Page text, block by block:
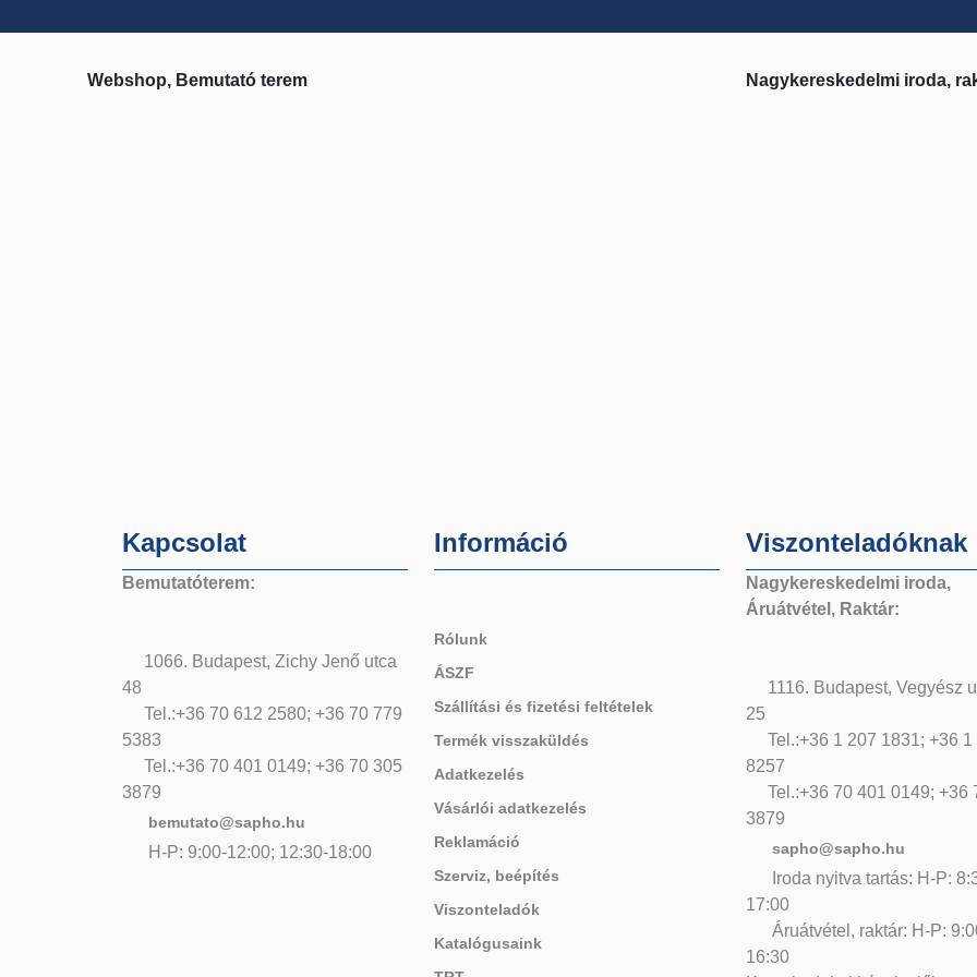
Webshop, Bemutató terem Nagykereskedelmi iroda,
Kapcsolat
Bemutatóterem:
1066. Budapest, Zichy Jenő utca
48
Tel.:+36 70 612 2580; +36 70 779
5383
Tel.:+36 70 401 0149; +36 70 305
3879
bemutato@sapho.hu
H-P: 9:00-12:00; 12:30-18:00
Információ
Rólunk
ÁSZF
Szállítási és fizetési feltételek
Termék visszaküldés
Adatkezelés
Vásárlói adatkezelés
Reklamáció
Szerviz, beépítés
Viszonteladók
Katalógusaink
Viszonteladóknak
Nagykereskedelmi iroda,
Áruátvétel, Raktár:
1116. Budapest, Vegyész
25
Tel.:+36 1 207 1831; +36 1
8257
Tel.:+36 70 401 0149; +36
3879
sapho@sapho.hu
Iroda nyitva tartás: H-P:
17:00
Áruátvétel, raktár: H-P:
16:30